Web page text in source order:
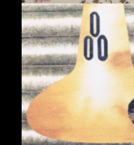
山大一ブランドの基準とな
そしてどこか新しい味わい。
今月のおしぼりの香り